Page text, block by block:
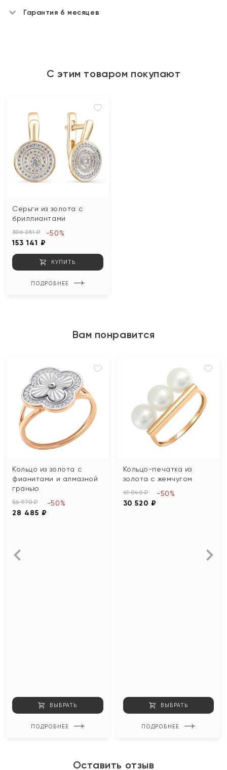
Гарантия 6 месяцев
С этим товаром покупают
Серьги из золота с
бриллиантами
306 281 ₽
153 141 ₽
-50%
КУПИТЬ
ПОДРОБНЕЕ
Вам понравится
Кольцо из золота с
фианитами и алмазной
гранью
56 970 ₽
28 485 ₽
-50%
ВЫБРАТЬ
ПОДРОБНЕЕ
Кольцо-печатка из
золота с жемчугом
61 040 ₽
30 520 ₽
-50%
ВЫБРАТЬ
ПОДРОБНЕЕ
Оставить отзыв